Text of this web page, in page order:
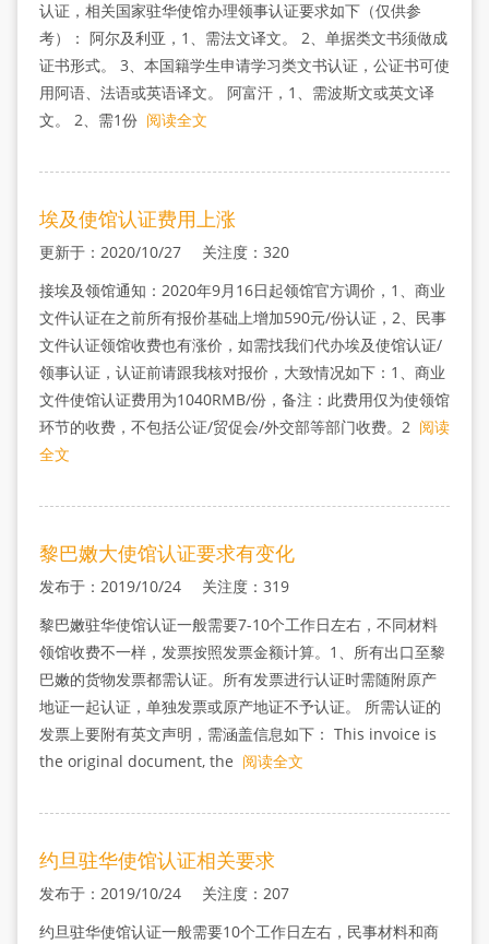
认证，相关国家驻华使馆办理领事认证要求如下（仅供参
考）： 阿尔及利亚，1、需法文译文。 2、单据类文书须做成
证书形式。 3、本国籍学生申请学习类文书认证，公证书可使
用阿语、法语或英语译文。 阿富汗，1、需波斯文或英文译
文。 2、需1份 阅读全文
埃及使馆认证费用上涨
更新于：2020/10/27 关注度：320
接埃及领馆通知：2020年9月16日起领馆官方调价，1、商业
文件认证在之前所有报价基础上增加590元/份认证，2、民事
文件认证领馆收费也有涨价，如需找我们代办埃及使馆认证/
领事认证，认证前请跟我核对报价，大致情况如下：1、商业
文件使馆认证费用为1040RMB/份，备注：此费用仅为使领馆
环节的收费，不包括公证/贸促会/外交部等部门收费。2 阅读
全文
黎巴嫩大使馆认证要求有变化
发布于：2019/10/24 关注度：319
黎巴嫩驻华使馆认证一般需要7-10个工作日左右，不同材料
领馆收费不一样，发票按照发票金额计算。1、所有出口至黎
巴嫩的货物发票都需认证。所有发票进行认证时需随附原产
地证一起认证，单独发票或原产地证不予认证。 所需认证的
发票上要附有英文声明，需涵盖信息如下： This invoice is
the original document, the 阅读全文
约旦驻华使馆认证相关要求
发布于：2019/10/24 关注度：207
约旦驻华使馆认证一般需要10个工作日左右，民事材料和商